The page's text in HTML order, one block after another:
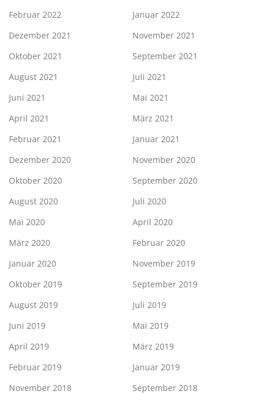
Februar 2022
Januar 2022
Dezember 2021
November 2021
Oktober 2021
September 2021
August 2021
Juli 2021
Juni 2021
Mai 2021
April 2021
März 2021
Februar 2021
Januar 2021
Dezember 2020
November 2020
Oktober 2020
September 2020
August 2020
Juli 2020
Mai 2020
April 2020
März 2020
Februar 2020
Januar 2020
November 2019
Oktober 2019
September 2019
August 2019
Juli 2019
Juni 2019
Mai 2019
April 2019
März 2019
Februar 2019
Januar 2019
November 2018
September 2018